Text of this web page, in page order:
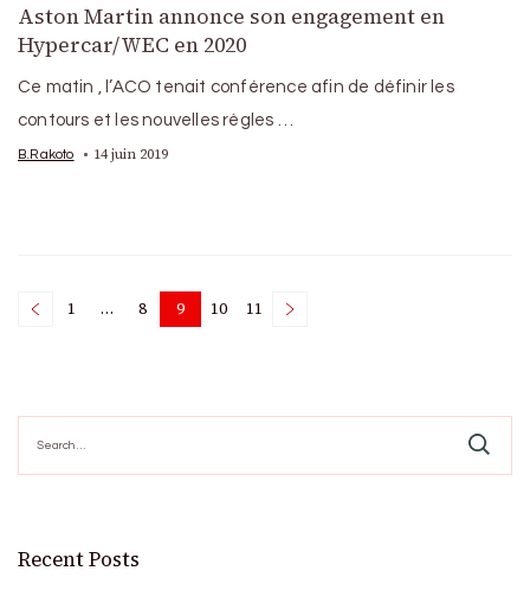
Aston Martin annonce son engagement en
Hypercar/WEC en 2020
Ce matin , l’ACO tenait conférence afin de définir les
contours et les nouvelles règles …
B.Rakoto 14 juin 2019
Posts
Page
1 … Page
8 Page
9 Page
10 Page
11
for:
Recent Posts